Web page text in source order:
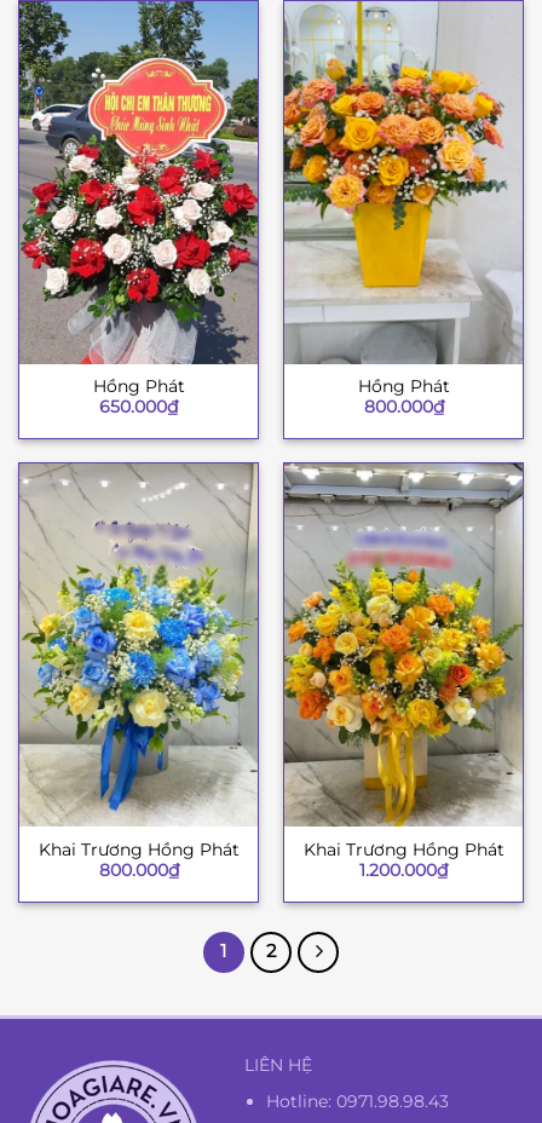
Hồng Phát
650.000₫
Hồng Phát
800.000₫
Khai Trương Hồng Phát
800.000₫
Khai Trương Hồng Phát
1.200.000₫
1 2
LIÊN HỆ
Hotline:0971.98.98.43